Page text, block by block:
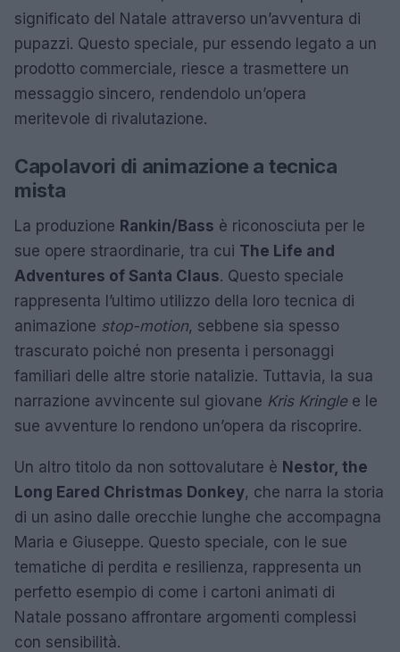
significato del Natale attraverso un’avventura di
pupazzi. Questo speciale, pur essendo legato a un
prodotto commerciale, riesce a trasmettere un
messaggio sincero, rendendolo un’opera
meritevole di rivalutazione.
Capolavori di animazione a tecnica
mista
La produzione Rankin/Bass è riconosciuta per le
sue opere straordinarie, tra cui The Life and
Adventures of Santa Claus. Questo speciale
rappresenta l’ultimo utilizzo della loro tecnica di
animazione stop-motion, sebbene sia spesso
trascurato poiché non presenta i personaggi
familiari delle altre storie natalizie. Tuttavia, la sua
narrazione avvincente sul giovane Kris Kringlee le
sue avventure lo rendono un’opera da riscoprire.
Un altro titolo da non sottovalutare è Nestor, the
Long Eared Christmas Donkey, che narra la storia
di un asino dalle orecchie lunghe che accompagna
Maria e Giuseppe. Questo speciale, con le sue
tematiche di perdita e resilienza, rappresenta un
perfetto esempio di come i cartoni animati di
Natale possano affrontare argomenti complessi
con sensibilità.